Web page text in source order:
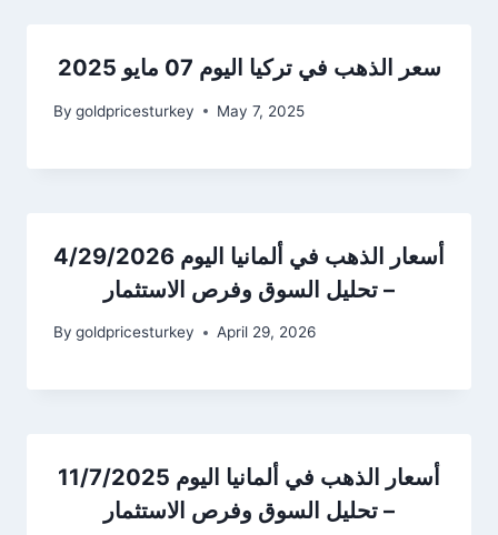
سعر الذهب في تركيا اليوم 07 مايو 2025
By goldpricesturkey May 7, 2025
أسعار الذهب في ألمانيا اليوم 4/29/2026
– تحليل السوق وفرص الاستثمار
By goldpricesturkey April 29, 2026
أسعار الذهب في ألمانيا اليوم 11/7/2025
– تحليل السوق وفرص الاستثمار